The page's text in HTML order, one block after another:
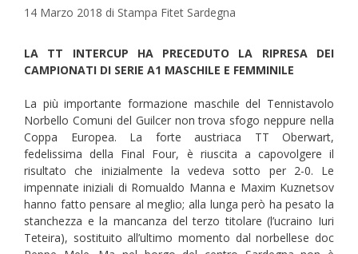
14 Marzo 2018 di Stampa Fitet Sardegna
LA TT INTERCUP HA PRECEDUTO LA RIPRESA DEI
CAMPIONATI DI SERIE A1 MASCHILE E FEMMINILE
La più importante formazione maschile del Tennistavolo
Norbello Comuni del Guilcer non trova sfogo neppure nella
Coppa Europea. La forte austriaca TT Oberwart,
fedelissima della Final Four, è riuscita a capovolgere il
risultato che inizialmente la vedeva sotto per 2-0. Le
impennate iniziali di Romualdo Manna e Maxim Kuznetsov
hanno fatto pensare al meglio; alla lunga però ha pesato la
stanchezza e la mancanza del terzo titolare (l’ucraino Iuri
Teteira), sostituito all’ultimo momento dal norbellese doc